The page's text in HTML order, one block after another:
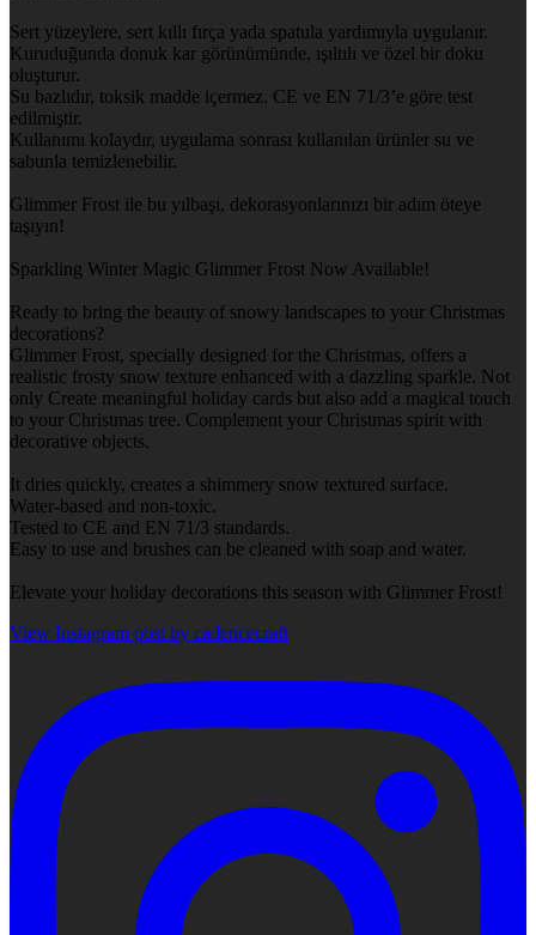
Sert yüzeylere, sert kıllı fırça yada spatula yardımıyla uygulanır.
Kuruduğunda donuk kar görünümünde, ışıltılı ve özel bir doku
oluşturur.
Su bazlıdır, toksik madde içermez. CE ve EN 71/3’e göre test
edilmiştir.
Kullanımı kolaydır, uygulama sonrası kullanılan ürünler su ve
sabunla temizlenebilir.
Glimmer Frost ile bu yılbaşı, dekorasyonlarınızı bir adım öteye
taşıyın!
Sparkling Winter Magic Glimmer Frost Now Available!
Ready to bring the beauty of snowy landscapes to your Christmas
decorations?
Glimmer Frost, specially designed for the Christmas, offers a
realistic frosty snow texture enhanced with a dazzling sparkle. Not
only Create meaningful holiday cards but also add a magical touch
to your Christmas tree. Complement your Christmas spirit with
decorative objects.
It dries quickly, creates a shimmery snow textured surface.
Water-based and non-toxic.
Tested to CE and EN 71/3 standards.
Easy to use and brushes can be cleaned with soap and water.
Elevate your holiday decorations this season with Glimmer Frost!
View Instagram post by cadencecraft